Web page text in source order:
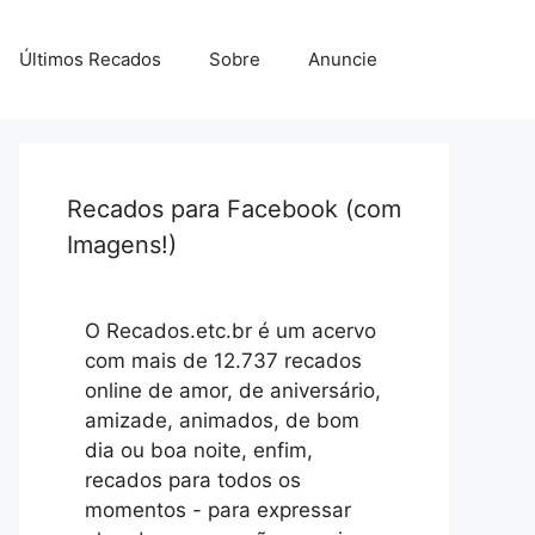
Últimos Recados Sobre Anuncie
Recados para Facebook (com
Imagens!)
O Recados.etc.br é um acervo
com mais de 12.737 recados
online de amor, de aniversário,
amizade, animados, de bom
dia ou boa noite, enfim,
recados para todos os
momentos - para expressar